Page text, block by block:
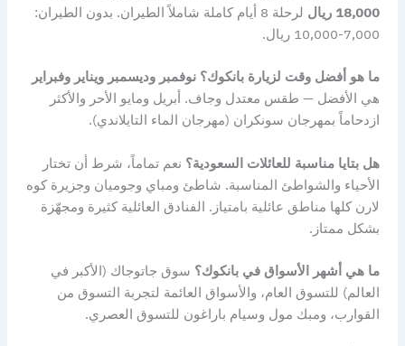
18,000 ريال
لرحلة 8 أيام كاملة شاملاً الطيران. بدون الطيران:
7,000-10,000 ريال.
ما هو أفضل وقت لزيارة بانكوك؟ نوفمبر وديسمبر ويناير وفبراير
هي الأفضل — طقس معتدل وجاف. أبريل ومايو الأحر والأكثر
ازدحاماً بمهرجان سونكران (مهرجان الماء التايلاندي).
هل بتايا مناسبة للعائلات السعودية؟ نعم تماماً، شرط أن تختار
الأحياء والشواطئ المناسبة. شاطئ ومباي وجوميان وجزيرة كوه
لارن كلها مناطق عائلية بامتياز. الفنادق العائلية كثيرة ومجهّزة
بشكل ممتاز.
ما هي أشهر الأسواق في بانكوك؟ سوق جاتوجاك (الأكبر في
العالم) للتسوق العام، والأسواق العائمة لتجربة التسوق من
القوارب، ومبك مول وسيام باراغون للتسوق العصري.